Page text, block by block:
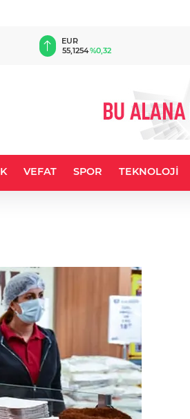
GBP
64,3468%0,38
VEFAT SPOR TEKNOLOJİ